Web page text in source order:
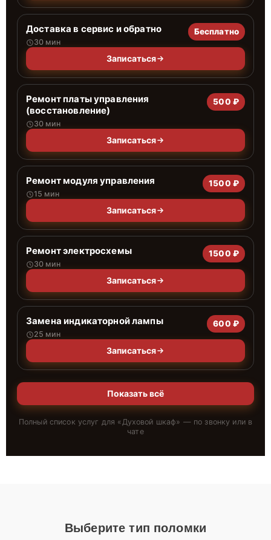
Доставка в сервис и обратно
30 мин
Бесплатно
Записаться
Ремонт платы управления
(восстановление)
30 мин
500 ₽
Записаться
Ремонт модуля управления
15 мин
1500 ₽
Записаться
Ремонт электросхемы
30 мин
1500 ₽
Записаться
Замена индикаторной лампы
25 мин
600 ₽
Записаться
Показать всё
Полный список услуг для «Духовой шкаф» — по звонку или в
чате
Выберите тип поломки